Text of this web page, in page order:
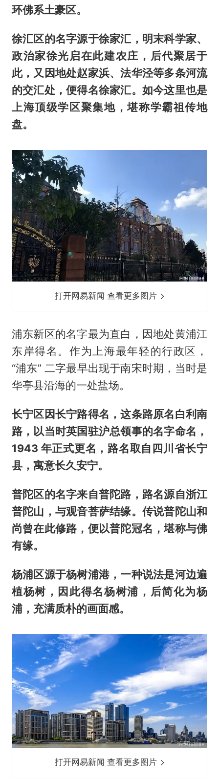
环佛系土豪区。
徐汇区的名字源于徐家汇，明末科学家、
政治家徐光启在此建农庄，后代聚居于
此，又因地处赵家浜、法华泾等多条河流
的交汇处，便得名徐家汇。如今这里也是
上海顶级学区聚集地，堪称学霸祖传地
盘。
打开网易新闻 查看更多图片
浦东新区的名字最为直白，因地处黄浦江
东岸得名。作为上海最年轻的行政区，
“浦东” 二字最早出现于南宋时期，当时是
华亭县沿海的一处盐场。
长宁区因长宁路得名，这条路原名白利南
路，以当时英国驻沪总领事的名字命名，
1943 年正式更名，路名取自四川省长宁
县，寓意长久安宁。
普陀区的名字来自普陀路，路名源自浙江
普陀山，与观音菩萨结缘。传说普陀山和
尚曾在此修路，便以普陀冠名，堪称与佛
有缘。
杨浦区源于杨树浦港，一种说法是河边遍
植杨树，因此得名杨树浦，后简化为杨
浦，充满质朴的画面感。
打开网易新闻 查看更多图片